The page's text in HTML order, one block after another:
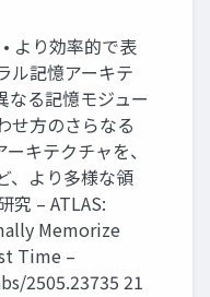
より効率的で表
ル記憶アーキテ
なる記憶モジュー
せ方のさらなる
キテクチャを、
、より多様な領
究 – ATLAS:
Memorize
Time –
2505.23735 21